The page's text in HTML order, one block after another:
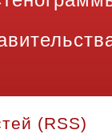
(RSS)